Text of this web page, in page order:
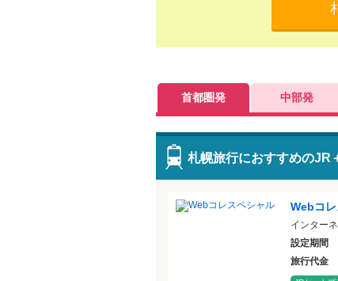
首都圏発 中部発
札幌旅行におすすめのJR
Webコ
インター
設定期間
旅行代金